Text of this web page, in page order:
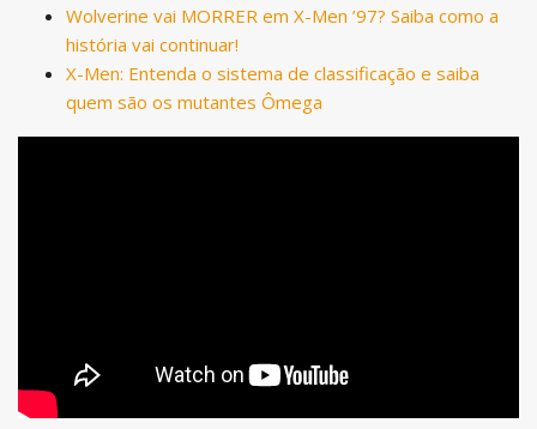
Wolverine vai MORRER em X-Men ’97? Saiba como a
história vai continuar!
X-Men: Entenda o sistema de classificação e saiba
quem são os mutantes Ômega